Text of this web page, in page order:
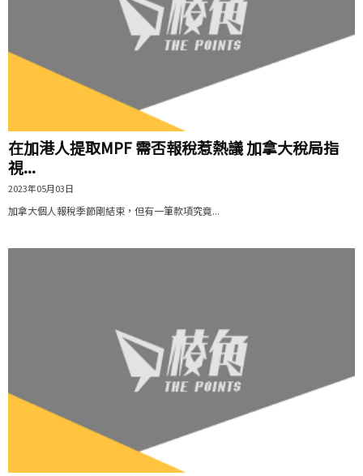
在加港人提取MPF 需否報稅惹熱議 加拿大稅局指
視...
2023年05月03日
加拿大個人報稅季節剛結束，但有一筆款項究竟...